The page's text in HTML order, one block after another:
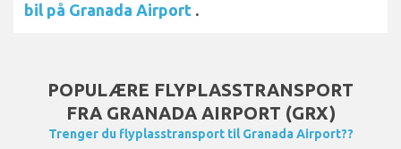
bil på Granada Airport .
POPULÆRE FLYPLASSTRANSPORT
FRA GRANADA AIRPORT (GRX)
Trenger du flyplasstransport til Granada Airport??